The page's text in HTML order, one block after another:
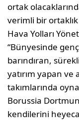
ortak
verimli bir
Hava Yolları
“Bünyesinde
barındıran,
yatırım yapan ve
takımlarında
Borussia
kendilerini